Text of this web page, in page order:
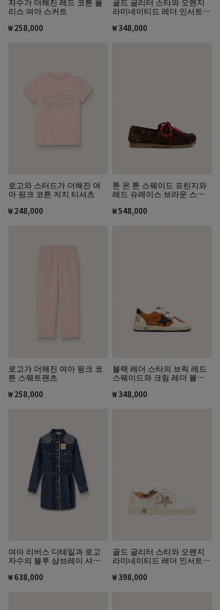
리스 여아 스커트
₩ 258,000
라미네이티드 레더 인서트
₩ 348,000
로고와 스터드가 더해진 여
아 핑크 코튼 저지 티셔츠
₩ 248,000
톤 온 톤 스웨이드 프린지와
레드 슈레이스 브라운 스웨
₩ 548,000
로고가 더해진 여아 핑크 코
튼 스웨트팬츠
₩ 258,000
블랙 레더 스타의 브릭 레드
스웨이드와 크림 레더 볼스
₩ 348,000
여아 리버스 디테일과 로고
자수의 블루 샴브레이 셔츠
₩ 638,000
골드 글리터 스타와 오렌지
라미네이티드 레더 인서트
₩ 398,000